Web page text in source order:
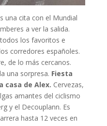
una cita con el Mundial
a ver la salida.
los favoritos e
corredores españoles.
de lo más cercanos.
una sorpresa. Fiesta
casa de Alex. Cervezas,
amantes del ciclismo
y el Decouplann. Es
hasta 12 veces en